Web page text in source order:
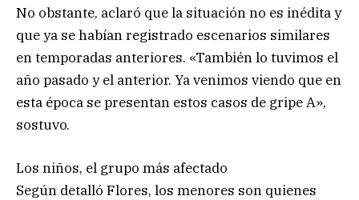
No obstante, aclaró que la situación no es inédita y
que ya se habían registrado escenarios similares
en temporadas anteriores. «También lo tuvimos el
año pasado y el anterior. Ya venimos viendo que en
esta época se presentan estos casos de gripe A»,
sostuvo.
Los niños, el grupo más afectado
Según detalló Flores, los menores son quienes